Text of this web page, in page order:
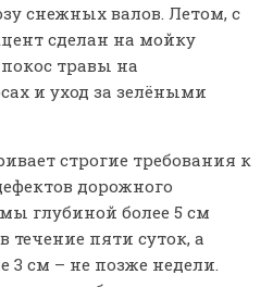
снежных валов. Летом, с
сделан на мойку
травы на
и уход за зелёными
строгие требования к
дорожного
глубиной более 5 см
течение пяти суток, а
3 см – не позже недели.